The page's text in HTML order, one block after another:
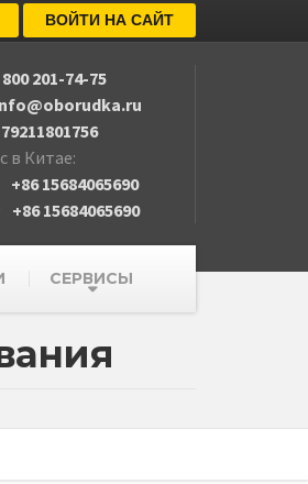
ВОЙТИ НА САЙТ
800 201-74-75
в Китае:
+86 15684065690
+86 15684065690
СЕРВИСЫ